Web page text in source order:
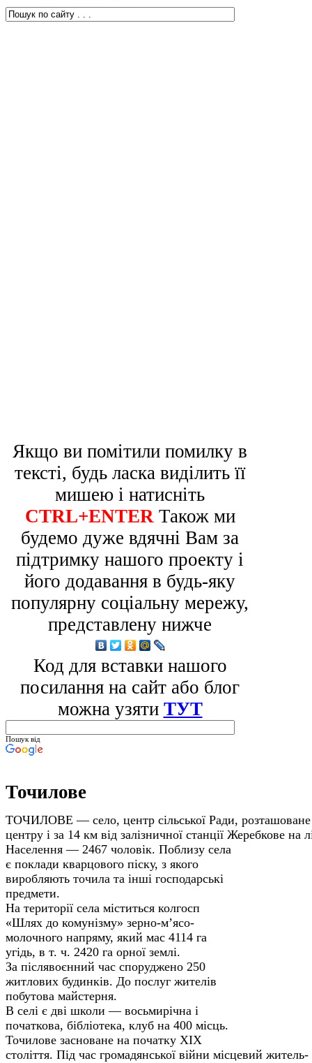
Якщо ви помітили помилку в
тексті, будь ласка виділить її
мишею і натисніть
CTRL+ENTER Також ми
будемо дуже вдячні Вам за
підтримку нашого проекту і
його додавання в будь-яку
популярну соціальну мережу,
представлену нижче
Код для вставки нашого
посилання на сайт або блог
можна узяти ТУТ
Пошук від
Точилове
ТОЧИЛОВЕ — село, центр сільської Ради, розташоване
центру і за 14 км від залізничної станції Жеребкове на
Населення — 2467 чоловік. По­близу села
є поклади кварцового піску, з якого
виробляють точила та інші господарські
пред­мети.
На території села міститься колгосп
«Шлях до комунізму» зерно-м’ясо-
молочного напряму, який мас 4114 га
угідь, в т. ч. 2420 га орної землі.
За післявоєнний час споруджено 250
житлових будинків. До послуг жителів
побутова майстерня.
В селі є дві школи — восьмирічна і
початкова, бібліотека, клуб на 400 місць.
Точилове засноване на початку XIX
століття. Під час громадянської війни місцевий